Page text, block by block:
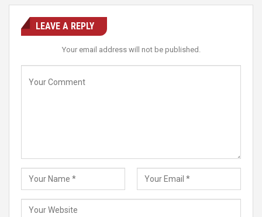
LEAVE A REPLY
Your email address will not be published.